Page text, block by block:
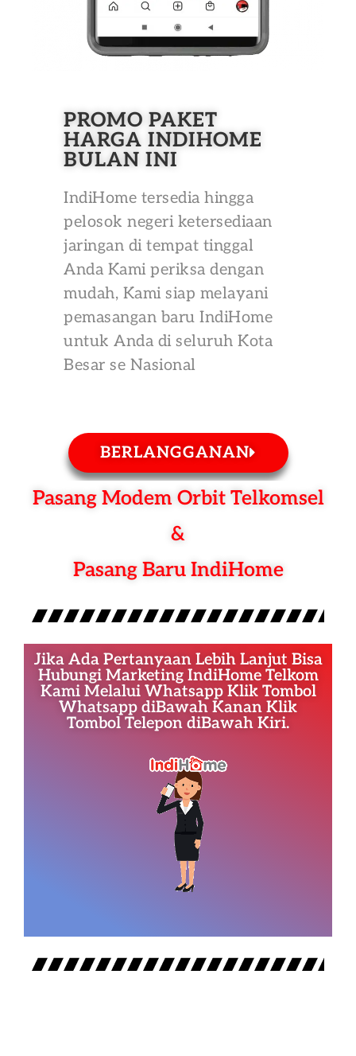
PROMO PAKET
HARGA INDIHOME
BULAN INI
IndiHome tersedia hingga
pelosok negeri ketersediaan
jaringan di tempat tinggal
Anda Kami periksa dengan
mudah, Kami siap melayani
pemasangan baru IndiHome
untuk Anda di seluruh Kota
Besar se Nasional
BERLANGGANAN
Pasang Modem Orbit Telkomsel
&
Pasang Baru IndiHome
Jika Ada Pertanyaan Lebih Lanjut Bisa
Hubungi Marketing IndiHome Telkom
Kami Melalui Whatsapp Klik Tombol
Whatsapp diBawah Kanan Klik
Tombol Telepon diBawah Kiri.